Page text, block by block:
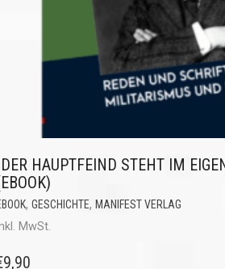
HAUPTFEIND STEHT IM
, GESCHICHTE, MANIFEST VERLAG
MwSt.
9,90